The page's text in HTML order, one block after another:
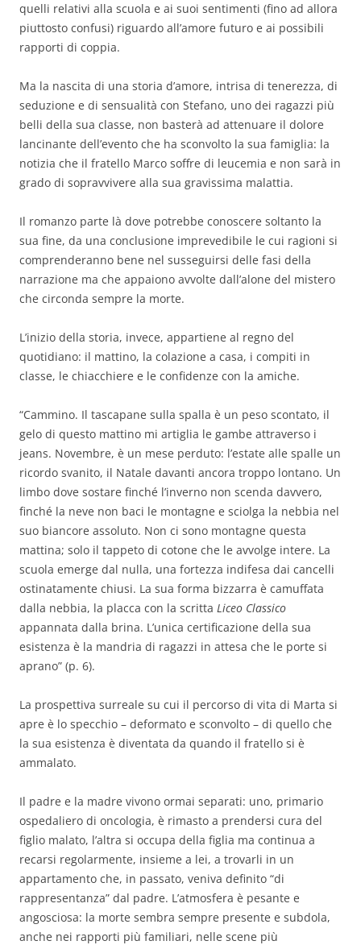
quelli relativi alla scuola e ai suoi sentimenti (fino ad allora
piuttosto confusi) riguardo all’amore futuro e ai possibili
rapporti di coppia.
Ma la nascita di una storia d’amore, intrisa di tenerezza, di
seduzione e di sensualità con Stefano, uno dei ragazzi più
belli della sua classe, non basterà ad attenuare il dolore
lancinante dell’evento che ha sconvolto la sua famiglia: la
notizia che il fratello Marco soffre di leucemia e non sarà in
grado di sopravvivere alla sua gravissima malattia.
Il romanzo parte là dove potrebbe conoscere soltanto la
sua fine, da una conclusione imprevedibile le cui ragioni si
comprenderanno bene nel susseguirsi delle fasi della
narrazione ma che appaiono avvolte dall’alone del mistero
che circonda sempre la morte.
L’inizio della storia, invece, appartiene al regno del
quotidiano: il mattino, la colazione a casa, i compiti in
classe, le chiacchiere e le confidenze con la amiche.
“Cammino. Il tascapane sulla spalla è un peso scontato, il
gelo di questo mattino mi artiglia le gambe attraverso i
jeans. Novembre, è un mese perduto: l’estate alle spalle un
ricordo svanito, il Natale davanti ancora troppo lontano. Un
limbo dove sostare finché l’inverno non scenda davvero,
finché la neve non baci le montagne e sciolga la nebbia nel
suo biancore assoluto. Non ci sono montagne questa
mattina; solo il tappeto di cotone che le avvolge intere. La
scuola emerge dal nulla, una fortezza indifesa dai cancelli
ostinatamente chiusi. La sua forma bizzarra è camuffata
dalla nebbia, la placca con la scritta Liceo Classico
appannata dalla brina. L’unica certificazione della sua
esistenza è la mandria di ragazzi in attesa che le porte si
aprano” (p. 6).
La prospettiva surreale su cui il percorso di vita di Marta si
apre è lo specchio – deformato e sconvolto – di quello che
la sua esistenza è diventata da quando il fratello si è
ammalato.
Il padre e la madre vivono ormai separati: uno, primario
ospedaliero di oncologia, è rimasto a prendersi cura del
figlio malato, l’altra si occupa della figlia ma continua a
recarsi regolarmente, insieme a lei, a trovarli in un
appartamento che, in passato, veniva definito “di
rappresentanza” dal padre. L’atmosfera è pesante e
angosciosa: la morte sembra sempre presente e subdola,
anche nei rapporti più familiari, nelle scene più